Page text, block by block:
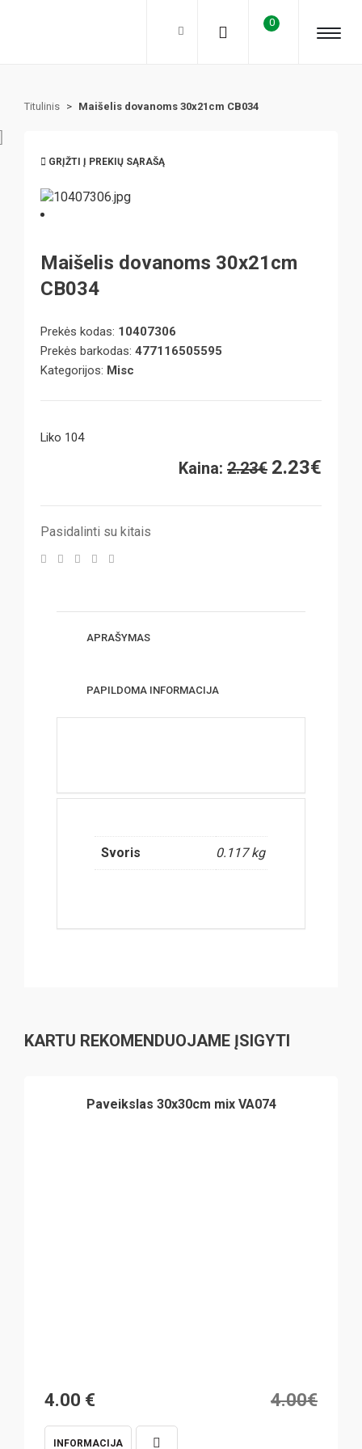
0
Titulinis > Maišelis dovanoms 30x21cm CB034
GRĮŽTI Į PREKIŲ SĄRAŠĄ
Maišelis dovanoms 30x21cm
CB034
Prekės kodas: 10407306
Prekės barkodas: 477116505595
Kategorijos: Misc
Liko 104
Kaina: 2.23€ Original
2.23€
Pasidalinti su kitais
APRAŠYMAS
PAPILDOMA INFORMACIJA
Svoris 0.117 kg
KARTU REKOMENDUOJAME ĮSIGYTI
Paveikslas 30x30cm mix VA074
4.00€
Original
price
4.00 €
price
INFORMACIJA